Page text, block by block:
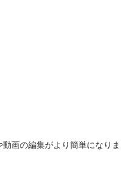
画の編集がより簡単になりま